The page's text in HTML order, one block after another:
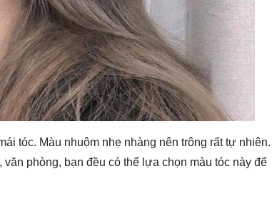
tóc. Màu nhuộm nhẹ nhàng nên trông rất tự nhiên.
phòng, bạn đều có thể lựa chọn màu tóc này để